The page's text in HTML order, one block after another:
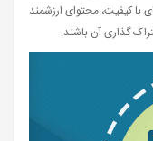
کیفیت، محتوای ارزشمند
گذاری آن باشند.